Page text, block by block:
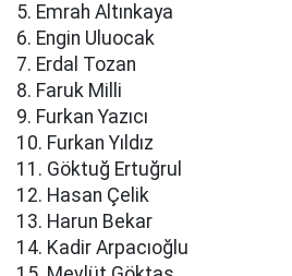
5. Emrah Altınkaya
6. Engin Uluocak
7. Erdal Tozan
8. Faruk Milli
9. Furkan Yazıcı
10. Furkan Yıldız
11. Göktuğ Ertuğrul
12. Hasan Çelik
13. Harun Bekar
14. Kadir Arpacıoğlu